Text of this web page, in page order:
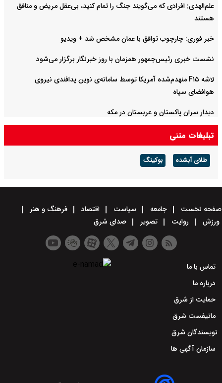
علم‌الهدی: افرادی که می‌گویند جنگ را تمام کنید، بی‌عقل مریض و منافق
هستند
خبر فوری: چارچوب توافق با عمان مشخص شد + ویدیو
نشست خبری رئیس‌جمهور همزمان با روز خبرنگار برگزار می‌شود
لاشه F۱۵ منهدم‌شده آمریکا توسط سامانه‌ی نوین پدافندی نیروی
هوافضای سپاه
دیدار سران پاکستان و عربستان در مکه
تبلیغات متنی
طلای آبشده بوکینگ
صفحه نخست جامعه سیاست اقتصاد
فرهنگ و هنر
ورزش
روایت تصویر صدای شرق
تماس با ما
درباره ما
حمایت از شرق
مانیفست شرق
نویسندگان شرق
سازمان آگهی ها